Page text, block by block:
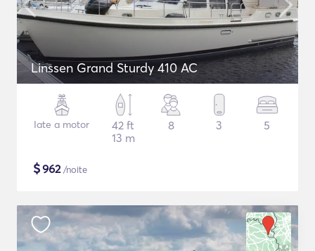
Linssen Grand Sturdy 410 AC
Iate a motor
42 ft
13 m
8 3 5
$962/noite